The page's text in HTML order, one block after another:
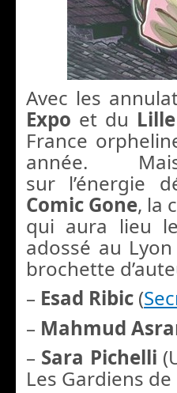
Avec les
Expo et du
France
année.
sur l’énergie
Comic Gone, la
qui aura lieu
adossé au
brochette
– Esad Ribic (
– Mahmud
– Sara Pichelli
Les Gardiens